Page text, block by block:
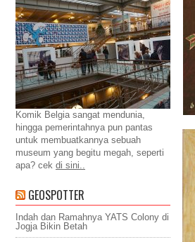
Komik Belgia sangat mendunia,
hingga pemerintahnya pun pantas
untuk membuatkannya sebuah
museum yang begitu megah, seperti
apa? cek di sini..
GEOSPOTTER
Indah dan Ramahnya YATS Colony di
Jogja Bikin Betah